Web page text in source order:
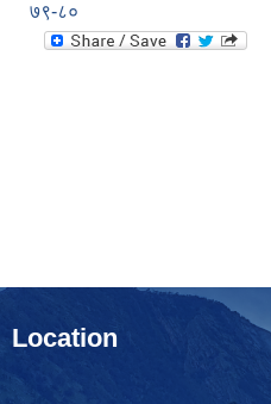
७९-८०
Location